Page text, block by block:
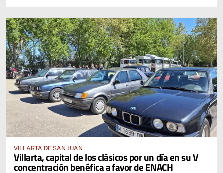
VILLARTA DE SAN JUAN
Villarta, capital de los clásicos por un día en su V
concentración benéfica a favor de ENACH